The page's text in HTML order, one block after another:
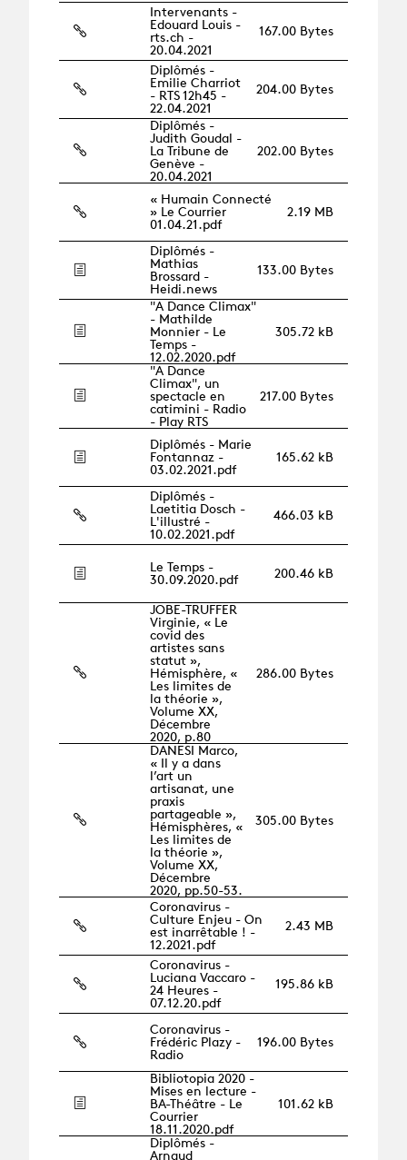
Intervenants -
Edouard Louis -
rts.ch -
20.04.2021
167.00 Bytes
Diplômés -
Emilie Charriot
- RTS 12h45 -
22.04.2021
204.00 Bytes
Diplômés -
Judith Goudal -
La Tribune de
Genève -
20.04.2021
202.00 Bytes
« Humain Connecté
» Le Courrier
01.04.21.pdf
2.19 MB
Diplômés -
Mathias
Brossard -
Heidi.news
133.00 Bytes
"A Dance Climax"
- Mathilde
Monnier - Le
Temps -
12.02.2020.pdf
305.72 kB
"A Dance
Climax", un
spectacle en
catimini - Radio
- Play RTS
217.00 Bytes
Diplômés - Marie
Fontannaz -
03.02.2021.pdf
165.62 kB
Diplômés -
Laetitia Dosch -
L'illustré -
10.02.2021.pdf
466.03 kB
Le Temps -
30.09.2020.pdf
200.46 kB
JOBE-TRUFFER
Virginie, « Le
covid des
artistes sans
statut »,
Hémisphère, «
Les limites de
la théorie »,
Volume XX,
Décembre
2020, p.80
286.00 Bytes
DANESI Marco,
« Il y a dans
l’art un
artisanat, une
praxis
partageable »,
Hémisphères, «
Les limites de
la théorie »,
Volume XX,
Décembre
2020, pp.50-53.
305.00 Bytes
Coronavirus -
Culture Enjeu - On
est inarrêtable ! -
12.2021.pdf
2.43 MB
Coronavirus -
Luciana Vaccaro -
24 Heures -
07.12.20.pdf
195.86 kB
Coronavirus -
Frédéric Plazy -
Radio
196.00 Bytes
Bibliotopia 2020 -
Mises en lecture -
BA-Théâtre - Le
Courrier
18.11.2020.pdf
101.62 kB
Diplômés -
Arnaud